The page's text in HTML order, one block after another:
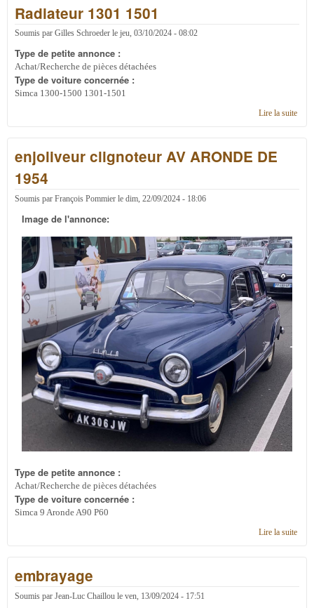
Radiateur 1301 1501
Soumis par Gilles Schroeder le jeu, 03/10/2024 - 08:02
Type de petite annonce :
Achat/Recherche de pièces détachées
Type de voiture concernée :
Simca 1300-1500 1301-1501
Lire la suitede
enjoliveur clignoteur AV ARONDE DE
1954
Soumis par François Pommier le dim, 22/09/2024 - 18:06
Image de l'annonce:
Type de petite annonce :
Achat/Recherche de pièces détachées
Type de voiture concernée :
Simca 9 Aronde A90 P60
Lire la suitede
embrayage
Soumis par Jean-Luc Chaillou le ven, 13/09/2024 - 17:51